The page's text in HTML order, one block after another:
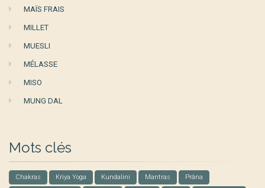
MAÏS FRAIS
MILLET
MUESLI
MÉLASSE
MISO
MUNG DAL
Mots clés
Chakras Kriya Yoga Kundalini Mantras Prâna